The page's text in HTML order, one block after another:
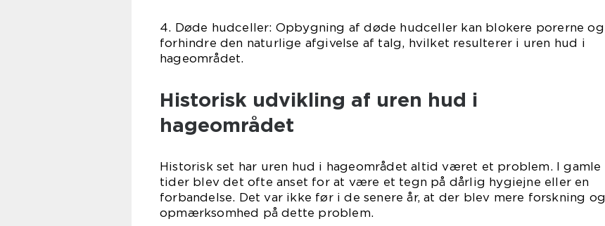
4. Døde hudceller: Opbygning af døde hudceller kan blokere porerne og
forhindre den naturlige afgivelse af talg, hvilket resulterer i uren hud i
hageområdet.
Historisk udvikling af uren hud i
hageområdet
Historisk set har uren hud i hageområdet altid været et problem. I gamle
tider blev det ofte anset for at være et tegn på dårlig hygiejne eller en
forbandelse. Det var ikke før i de senere år, at der blev mere forskning og
opmærksomhed på dette problem.